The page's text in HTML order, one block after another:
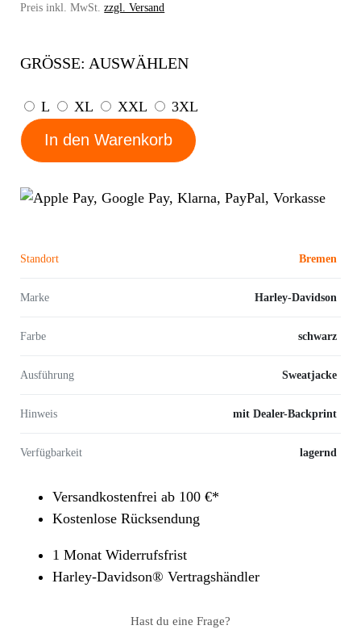
Preis inkl. MwSt.zzgl. Versand
GRÖSSE: AUSWÄHLEN
L XL XXL 3XL
In den Warenkorb
Standort Bremen
Marke Harley-Davidson
Farbe schwarz
Ausführung Sweatjacke
Hinweis mit Dealer-Backprint
Verfügbarkeit lagernd
Versandkostenfrei ab 100 €*
Kostenlose Rücksendung
1 Monat Widerrufsfrist
Harley-Davidson® Vertragshändler
Hast du eine Frage?